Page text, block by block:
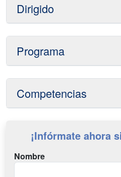
Dirigido
Programa
Competencias
¡Infórmate ahora
Nombre